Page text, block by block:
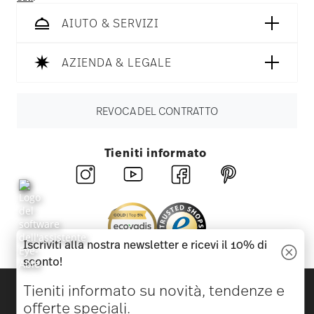
AIUTO & SERVIZI
AZIENDA & LEGALE
REVOCA DEL CONTRATTO
Tieniti informato
Scopri tutti i nostri brand
Bellezza e funzionalità per la tua casa
Iscriviti alla nostra newsletter e ricevi il 10% di
sconto!
Tieniti informato su novità, tendenze e
offerte speciali.